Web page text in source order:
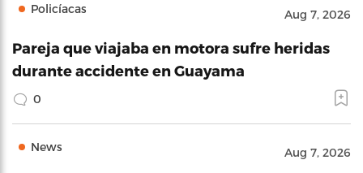
Policíacas Aug 7, 2026
Pareja que viajaba en motora sufre heridas
durante accidente en Guayama
0
News Aug 7, 2026